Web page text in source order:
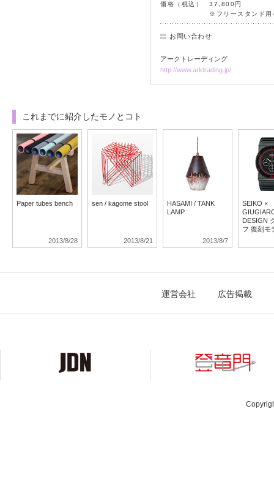
価格（税込）
37,800円
※フリースタンド用
お問い合わせ
アークトレーディング
http://www.arktrading.jp/
これまでに紹介したモノとコト
Paper tubes bench
2013/8/28
sen / kagome stool
2013/8/21
HASAMI / TANK
LAMP
2013/8/7
SEIKO ×
DESIGN
フ 復刻モ
運営会社 広告掲載